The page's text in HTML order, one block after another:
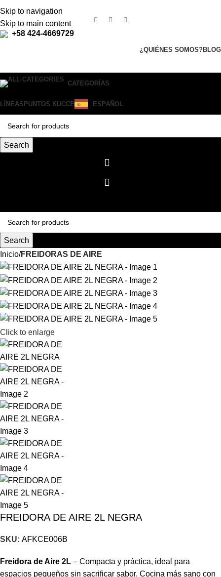
Skip to navigation
Skip to main content
+58 424-4669729
¿QUIÉNES SOMOS?BLOG
CATEGORÍAS
LÍNEAS PUNTOS KUCCE ESPAÑOL
Search
Search
Inicio FREIDORAS DE AIRE
Click to enlarge
FREIDORA DE AIRE 2L NEGRA
SKU: AFKCE006B
Freidora de Aire 2L – Compacta y práctica, ideal para
espacios pequeños sin sacrificar sabor. Cocina más sano con